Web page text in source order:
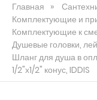
Главная »
Комплектующие и
Комплектующие к
Душевые головки,
Шланг для душа в
1/2"х1/2" конус, IDDIS